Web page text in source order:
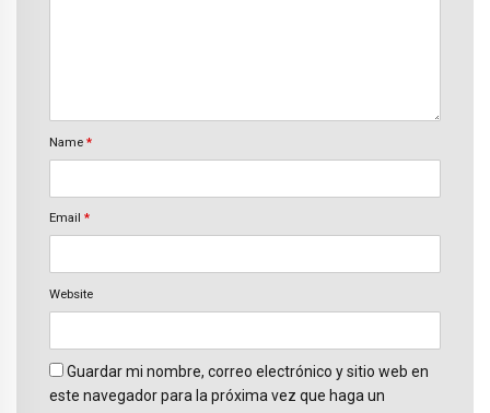
Name *
Email *
Website
Guardar mi nombre, correo electrónico y sitio web en
este navegador para la próxima vez que haga un